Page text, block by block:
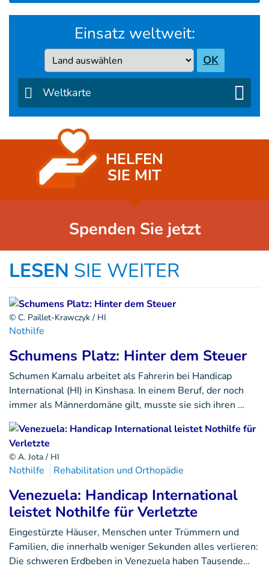
Einsatz weltweit:
Country OK
Weltkarte
HELFEN
SIE MIT
Spenden Sie jetzt
LESEN SIE WEITER
© C. Paillet-Krawczyk / HI
Nothilfe
Schumens Platz: Hinter dem Steuer
Schumen Kamalu arbeitet als Fahrerin bei Handicap
International (HI) in Kinshasa. In einem Beruf, der noch
immer als Männerdomäne gilt, musste sie sich ihren …
© A. Jota / HI
Nothilfe Rehabilitation und Orthopädie
Venezuela: Handicap International
leistet Nothilfe für Verletzte
Eingestürzte Häuser, Menschen unter Trümmern und
Familien, die innerhalb weniger Sekunden alles verlieren:
Die schweren Erdbeben in Venezuela haben Tausende…